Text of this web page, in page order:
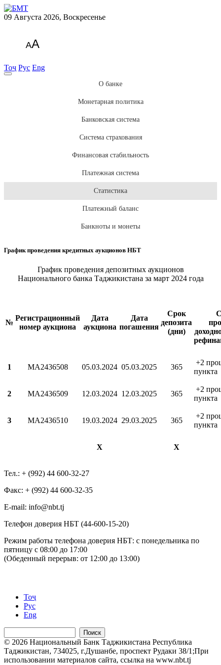
09 Августа 2026, Воскресенье
AA
Тоҷ Рус Eng
О банке
Монетарная политика
Банковская система
Система страхования
Финансовая стабильность
Платежная система
Статистика
Платежный баланс
Банкноты и монеты
График проведения кредитных аукционов НБТ
График проведения депозитных аукционов
Национального банка Таджикистана за март 2024 года
№
Регистрационный
номер аукциона
Дата
аукциона
Дата
погашения
Срок
депозита
(дни)
1 МА2436508 05.03.2024 05.03.2025 365
+2
пункта
2 МА2436509 12.03.2024 12.03.2025 365
+2
пункта
3 МА2436510 19.03.2024 29.03.2025 365
+2
пункта
Х Х
Тел.: + (992) 44 600-32-27
Факс: + (992) 44 600-32-35
Е-mail: info@nbt.tj
Телефон доверия НБТ (44-600-15-20)
Режим работы телефона доверия НБТ: с понедельника по
пятницу с 08:00 до 17:00
(Обеденный перерыв: от 12:00 до 13:00)
Тоҷ
Рус
Eng
Поиск
© 2026 Национальный Банк Таджикистана Республика
Таджикистан, 734025, г.Душанбе, проспект Рудаки 38/1;При
использовании материалов сайта, ссылка на www.nbt.tj